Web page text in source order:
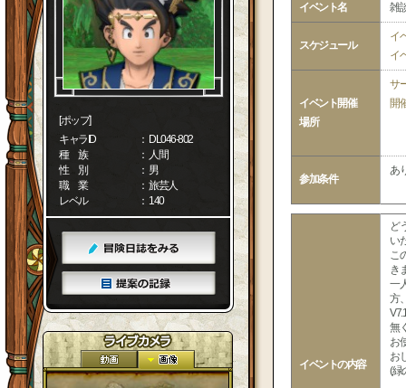
[ポップ]
キャラID
： DL046-802
種 族
： 人間
性 別
： 男
職 業
： 旅芸人
レベル
： 140
イベント名 雑
スケジュール
イ
イ
イベント開催
場所
サ
開
参加条件
あ
イベントの内容
ど
い
こ
き
一
方
無
お
お
(緑